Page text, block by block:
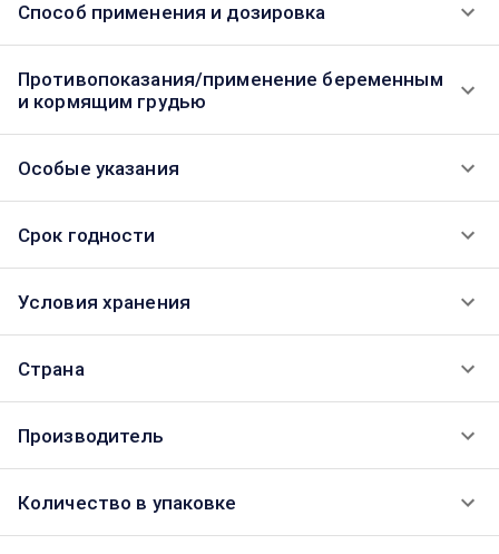
Способ применения и дозировка
Противопоказания/применение беременным
и кормящим грудью
Особые указания
Срок годности
Условия хранения
Страна
Производитель
Количество в упаковке